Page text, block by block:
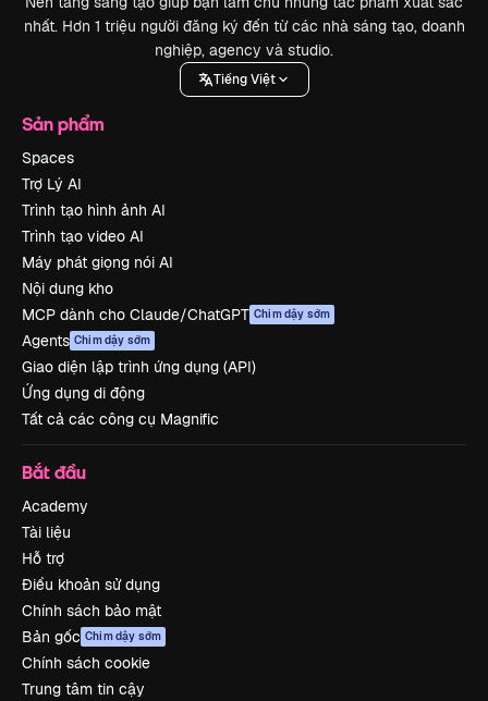
nhất. Hơn 1 triệu người đăng ký đến từ các nhà sáng tạo, doanh
nghiệp, agency và studio.
Tiếng Việt
Sản phẩm
Spaces
Trợ Lý AI
Trình tạo hình ảnh AI
Trình tạo video AI
Máy phát giọng nói AI
Nội dung kho
MCP dành cho Claude/ChatGPT Chim dậy sớm
Agents Chim dậy sớm
Giao diện lập trình ứng dụng (API)
Ứng dụng di động
Tất cả các công cụ Magnific
Bắt đầu
Academy
Tài liệu
Hỗ trợ
Điều khoản sử dụng
Chính sách bảo mật
Bản gốc Chim dậy sớm
Chính sách cookie
Trung tâm tin cậy